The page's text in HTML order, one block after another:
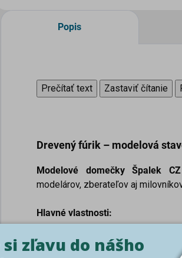
Popis
Prečítať text Zastaviť čítanie
Drevený fúrik – modelová
Modelové domečky Špalek CZ
modelárov, zberateľov aj
Hlavné vlastnosti:
Mierka:
1:35